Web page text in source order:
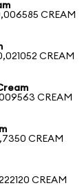
CREAM
CREAM
CREAM
CREAM
CREAM